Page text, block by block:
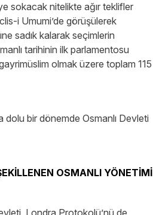
sokacak nitelikte ağır teklifler
i Umumi’de görüşülerek
sadık kalarak seçimlerin
tarihinin ilk parlamentosu
olmak üzere toplam 115
dolu bir dönemde Osmanlı Devleti
OSMANLI YÖNETİMİ
Londra Protokolü’nü de